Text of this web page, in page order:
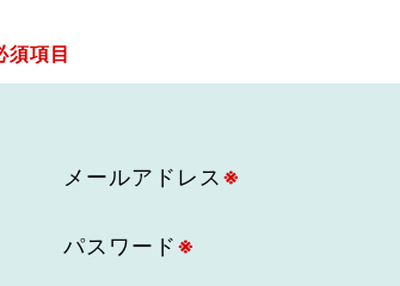
VLNポイントとは
シティキャスト
おもてなし語学ボランティア
須項目
メールアドレス ※
パスワード※